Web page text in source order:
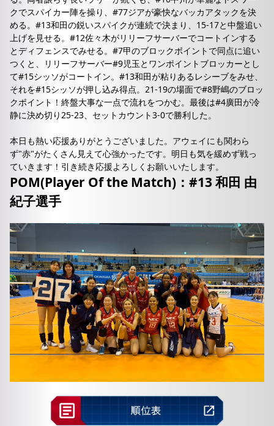
クでスパイカー陣を操り、#77ジアが豪快なバッカアタックを決
める。#13和田の鋭いスパイクが連続で決まり、15-17と中盤追い
上げを見せる。#12佐々木がリリーフサーバーでコートインする
とディフェンスでみせる。#7甲のブロックポイントで同点に追い
つくと、リリーフサーバー#9児玉とワンポイントブロッカーとし
て#15シッソがコートイン。#13和田が粘りあるレシーブをみせ、
それを#15シッソが押し込み得点。21-19の場面で#8野嶋のブロッ
クポイント！終盤大事な一点で流れをつかむ。最後は#4廣田が冷
静に決め切り25-23、セットカウント3-0で勝利した。
本日も熱い応援ありがとうございました。アウェイにも関わら
ず"赤"がたくさん見えて心強かったです。明日も気を緩めず戦っ
ていきます！引き続き応援よろしくお願いいたします。
POM(Player Of the Match)：#13 和田 由
紀子選手